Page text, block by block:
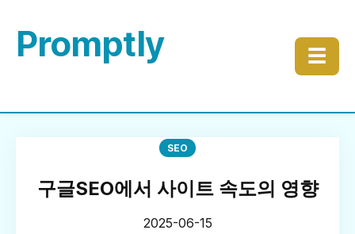
Promptly ☰
SEO
구글SEO에서 사이트 속도의 영향
2025-06-15